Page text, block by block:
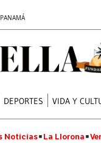
DEPORTES VIDA Y
Noticias La Llorona